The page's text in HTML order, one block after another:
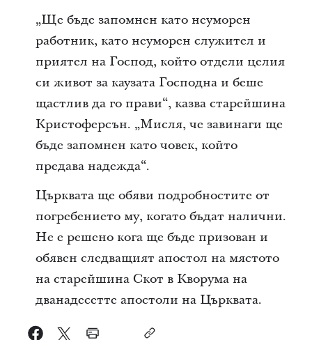
„Ще бъде запомнен като неуморен
работник, като неуморен служител и
приятел на Господ, който отдели целия
си живот за каузата Господна и беше
щастлив да го прави“, казва старейшина
Кристоферсън. „Мисля, че завинаги ще
бъде запомнен като човек, който
предава надежда“.
Църквата ще обяви подробностите от
погребението му, когато бъдат налични.
Не е решено кога ще бъде призован и
обявен следващият апостол на мястото
на старейшина Скот в Кворума на
дванадесетте апостоли на Църквата.